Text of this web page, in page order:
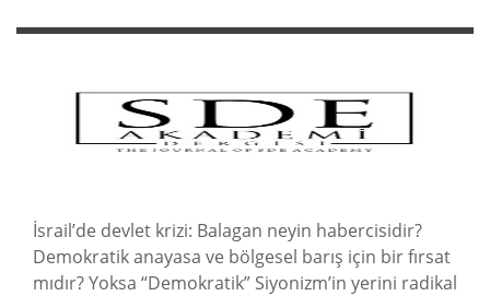
İsrail’de devlet krizi: Balagan neyin habercisidir?
Demokratik anayasa ve bölgesel barış için bir fırsat
mıdır? Yoksa “Demokratik” Siyonizm’in yerini radikal